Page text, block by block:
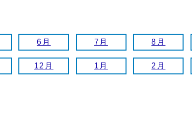
6月 7月 8月
12月 1月 2月